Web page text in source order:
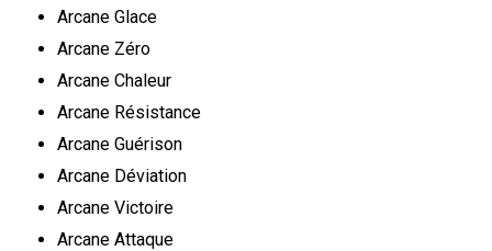
Arcane Glace
Arcane Zéro
Arcane Chaleur
Arcane Résistance
Arcane Guérison
Arcane Déviation
Arcane Victoire
Arcane Attaque